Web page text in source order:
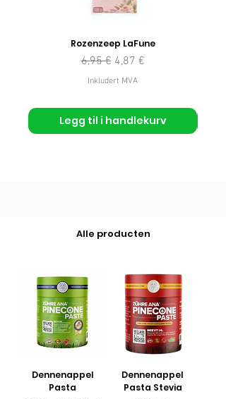
Rozenzeep LaFune
Vanlig pris
6,95 € Salgspris
4,87 €
Inkludert MVA
Legg til i handlekurv
Alle producten
Dennenappel
Pasta
Dennenappel
Pasta Stevia